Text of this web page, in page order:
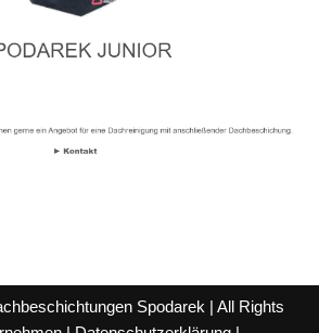
Spodarek | All Rights